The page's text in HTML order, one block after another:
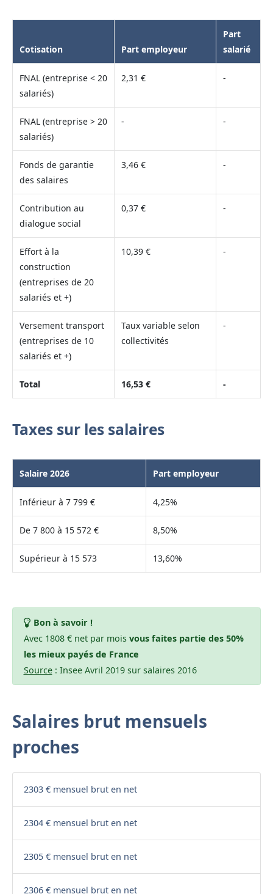
Cotisation Part employeur
Part
salarié
FNAL (entreprise < 20
salariés)
2,31 € -
FNAL (entreprise > 20
salariés)
- -
Fonds de garantie
des salaires
3,46 € -
Contribution au
dialogue social
0,37 € -
Effort à la
construction
(entreprises de 20
salariés et +)
10,39 € -
Versement transport
(entreprises de 10
salariés et +)
Taux variable selon
collectivités
-
Total 16,53 € -
Taxes sur les salaires
Salaire 2026 Part employeur
Inférieur à 7 799 € 4,25%
De 7 800 à 15 572 € 8,50%
Supérieur à 15 573 13,60%
Bon à savoir !
Avec 1808 € net par mois vous faites partie des 50%
les mieux payés de France
Source: Insee Avril 2019 sur salaires 2016
Salaires brut mensuels
proches
2303 € mensuel brut en net
2304 € mensuel brut en net
2305 € mensuel brut en net
2306 € mensuel brut en net